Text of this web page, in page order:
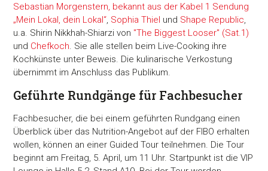
Sebastian Morgenstern, bekannt aus der Kabel 1 Sendung
„Mein Lokal, dein Lokal“, Sophia Thiel und Shape Republic,
u.a. Shirin Nikkhah-Shiarzi von "The Biggest Looser" (Sat.1)
und Chefkoch. Sie alle stellen beim Live-Cooking ihre
Kochkünste unter Beweis. Die kulinarische Verkostung
übernimmt im Anschluss das Publikum.
Geführte Rundgänge für Fachbesucher
Fachbesucher, die bei einem geführten Rundgang einen
Überblick über das Nutrition-Angebot auf der FIBO erhalten
wollen, können an einer Guided Tour teilnehmen. Die Tour
beginnt am Freitag, 5. April, um 11 Uhr. Startpunkt ist die VIP